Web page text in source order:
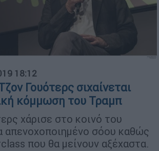
18:12
Γουότερς σιχαίνεται
κόμμωση του Τραμπ
χάρισε στο κοινό του
απενοχοποιημένο σόου καθώς
που θα μείνουν αξέχαστα.